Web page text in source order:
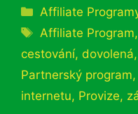
Rubriky
Affiliate
Štítky
Affiliate Program,
cestování, dovolená,
Partnerský program,
internetu, Provize,